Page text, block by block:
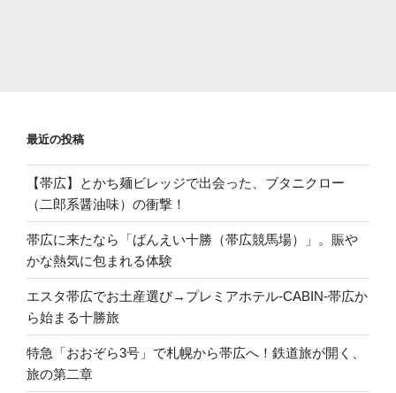
最近の投稿
【帯広】とかち麺ビレッジで出会った、ブタニクロー
（二郎系醤油味）の衝撃！
帯広に来たなら「ばんえい十勝（帯広競馬場）」。賑や
かな熱気に包まれる体験
エスタ帯広でお土産選び→プレミアホテル-CABIN-帯広か
ら始まる十勝旅
特急「おおぞら3号」で札幌から帯広へ！鉄道旅が開く、
旅の第二章